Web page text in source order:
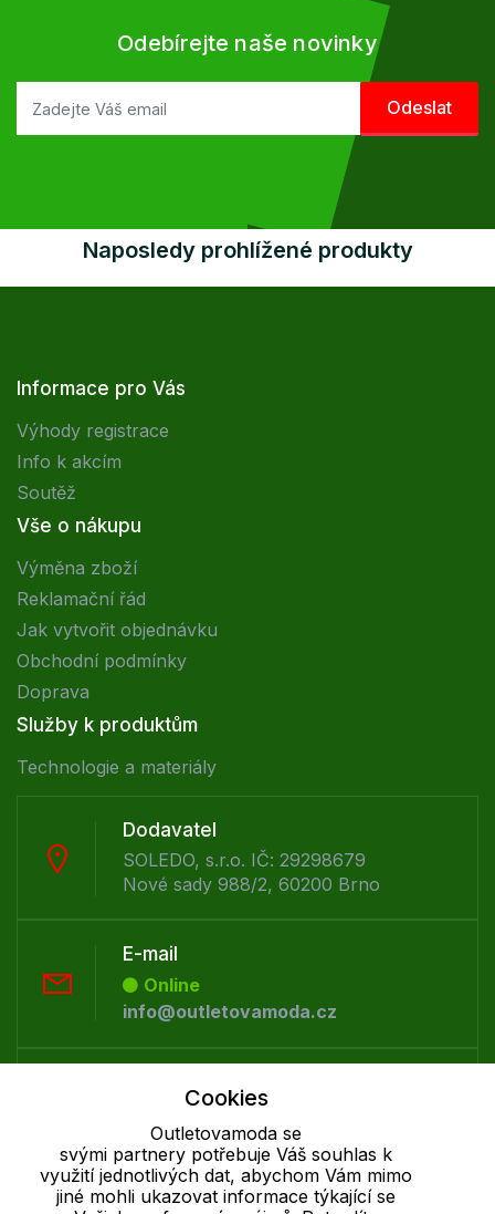
Odebírejte naše novinky
Naposledy prohlížené produkty
Informace pro Vás
Výhody registrace
Info k akcím
Soutěž
Vše o nákupu
Výměna zboží
Reklamační řád
Jak vytvořit objednávku
Obchodní podmínky
Doprava
Služby k produktům
Technologie a materiály
Dodavatel
SOLEDO, s.r.o. IČ: 29298679
Nové sady 988/2, 60200 Brno
E-mail
Online
info@outletovamoda.cz
Offline
+420 530 334 926
Cookie - podrobné nastavení|Další informace|Ochrana osobních
Cookies
Outletovamoda se
svými partnery potřebuje Váš souhlas k
využití jednotlivých dat, abychom Vám mimo
jiné mohli ukazovat informace týkající se